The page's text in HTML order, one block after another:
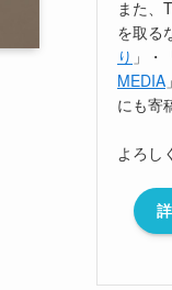
また、
を取る
り 」・
MEDIA
にも寄
よろし